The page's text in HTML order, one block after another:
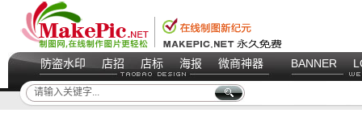
防盗水印 店招 店标 海报 微商神器 BANNER